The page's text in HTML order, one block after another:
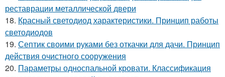
реставрации металлической двери
18. Красный светодиод характеристики. Принцип работы
светодиодов
19. Септик своими руками без откачки для дачи. Принцип
действия очистного сооружения
20. Параметры односпальной кровати. Классификация